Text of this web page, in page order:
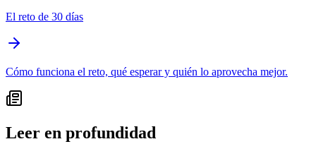
El reto de 30 días
Cómo funciona el reto, qué esperar y quién lo aprovecha mejor.
Leer en profundidad